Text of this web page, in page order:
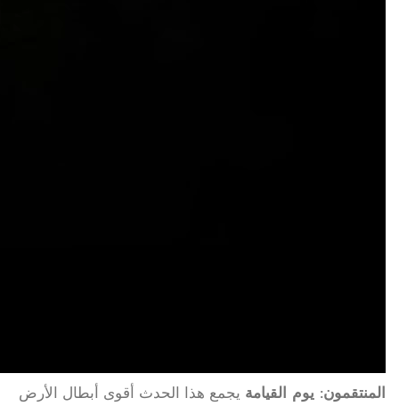
المنتقمون: يوم القيامة يجمع هذا الحدث أقوى أبطال الأرض